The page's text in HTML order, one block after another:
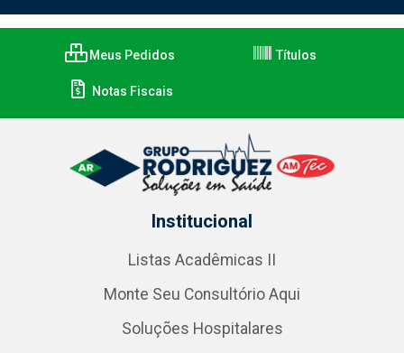
Meus Pedidos Títulos
Notas Fiscais
Institucional
Listas Acadêmicas II
Monte Seu Consultório Aqui
Soluções Hospitalares